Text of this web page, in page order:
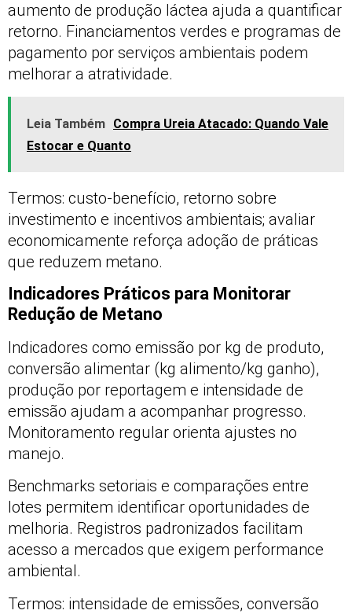
aumento de produção láctea ajuda a quantificar
retorno. Financiamentos verdes e programas de
pagamento por serviços ambientais podem
melhorar a atratividade.
Leia Também Compra Ureia Atacado: Quando Vale
Estocar e Quanto
Termos: custo-benefício, retorno sobre
investimento e incentivos ambientais; avaliar
economicamente reforça adoção de práticas
que reduzem metano.
Indicadores Práticos para Monitorar
Redução de Metano
Indicadores como emissão por kg de produto,
conversão alimentar (kg alimento/kg ganho),
produção por reportagem e intensidade de
emissão ajudam a acompanhar progresso.
Monitoramento regular orienta ajustes no
manejo.
Benchmarks setoriais e comparações entre
lotes permitem identificar oportunidades de
melhoria. Registros padronizados facilitam
acesso a mercados que exigem performance
ambiental.
Termos: intensidade de emissões, conversão